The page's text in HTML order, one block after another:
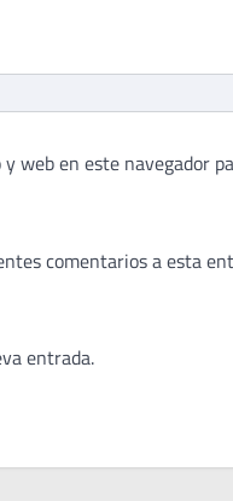
web en este navegador
comentarios a esta
entrada.